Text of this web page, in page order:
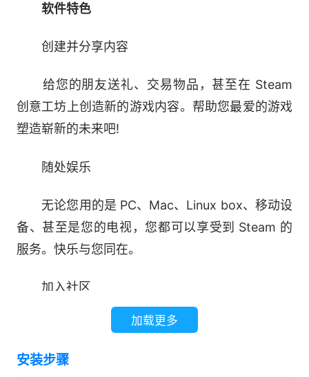
软件特色
创建并分享内容
给您的朋友送礼、交易物品，甚至在 Steam
创意工坊上创造新的游戏内容。帮助您最爱的游戏
塑造崭新的未来吧!
随处娱乐
无论您用的是 PC、Mac、Linux box、移动设
备、甚至是您的电视，您都可以享受到 Steam 的
服务。快乐与您同在。
加入社区
会见新玩家，加入游戏组，建立俱乐部，在游
许是敌人)，享受无穷的乐趣!
加载更多
安装步骤